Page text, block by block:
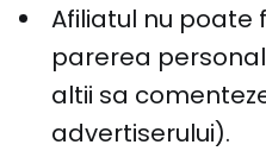
Afiliatul nu poate
parerea
altii sa
advertiserului).